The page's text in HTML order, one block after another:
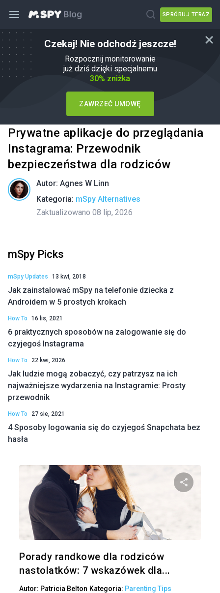
SPRÓBUJ TERAZ
Czekaj! Nie odchodź jeszcze!
Rozpocznij monitorowanie
już dziś dzięki specjalnemu
30% zniżka
ZAWRZEĆ UMOWĘ
Prywatne aplikacje do przeglądania
Instagrama: Przewodnik
bezpieczeństwa dla rodziców
Autor: Agnes W Linn
Kategoria: mSpy Alternatives
Zaktualizowano 08 lip, 2026
mSpy Picks
mSpy Updates 13 kwi, 2018
Jak zainstalować mSpy na telefonie dziecka z
Androidem w 5 prostych krokach
How To 16 lis, 2021
6 praktycznych sposobów na zalogowanie się do
czyjegoś Instagrama
How To 22 kwi, 2026
Jak ludzie mogą zobaczyć, czy patrzysz na ich
najważniejsze wydarzenia na Instagramie: Prosty
przewodnik
How To 27 sie, 2021
4 Sposoby logowania się do czyjegoś Snapchata bez
hasła
Porady randkowe dla rodziców
nastolatków: 7 wskazówek dla...
Autor: Patricia Belton Kategoria: Parenting Tips